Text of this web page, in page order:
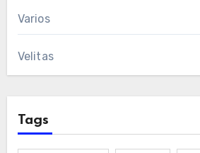
Varios
Velitas
Tags